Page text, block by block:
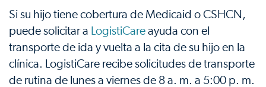
Si su hijo tiene cobertura de Medicaid o CSHCN,
puede solicitar a LogistiCare ayuda con el
transporte de ida y vuelta a la cita de su hijo en la
clínica. LogistiCare recibe solicitudes de transporte
de rutina de lunes a viernes de 8 a. m. a 5:00 p. m.